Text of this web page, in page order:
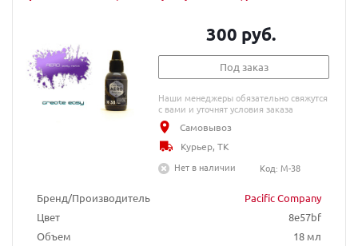
Бренд/Производитель
Pacific Company
Цвет
8e57bf
Объем
18 мл
300 руб.
Под заказ
Наши менеджеры обязательно свяжутся
с вами и уточнят условия заказа
Самовывоз
Курьер, ТК
Нет в наличии
Код: M-38